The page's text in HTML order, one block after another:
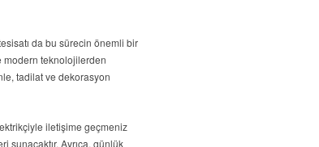
da bu sürecin önemli bir
modern teknolojilerden
tadilat ve dekorasyon
iletişime geçmeniz
sunacaktır. Ayrıca, günlük